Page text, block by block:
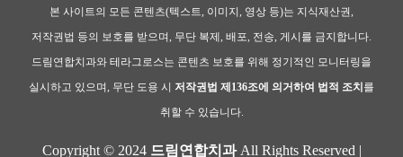
본 사이트의 모든 콘텐츠(텍스트, 이미지, 영상 등)는 지식재산권,
저작권법 등의 보호를 받으며, 무단 복제, 배포, 전송, 게시를 금지합니다.
드림연합치과와 테라그로스는 콘텐츠 보호를 위해 정기적인 모니터링을
실시하고 있으며, 무단 도용 시 저작권법 제136조에 의거하여 법적 조치 를
취할 수 있습니다.
Copyright © 2024 드림연합치과All Rights Reserved |